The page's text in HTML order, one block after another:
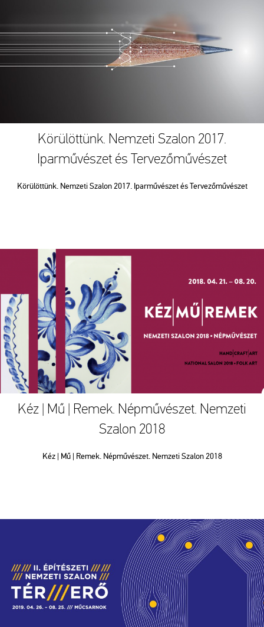
Körülöttünk. Nemzeti Szalon 2017.
Iparművészet és Tervezőművészet
Körülöttünk. Nemzeti Szalon 2017. Iparművészet és Tervezőművészet
Kéz | Mű | Remek. Népművészet. Nemzeti
Szalon 2018
Kéz | Mű | Remek. Népművészet. Nemzeti Szalon 2018